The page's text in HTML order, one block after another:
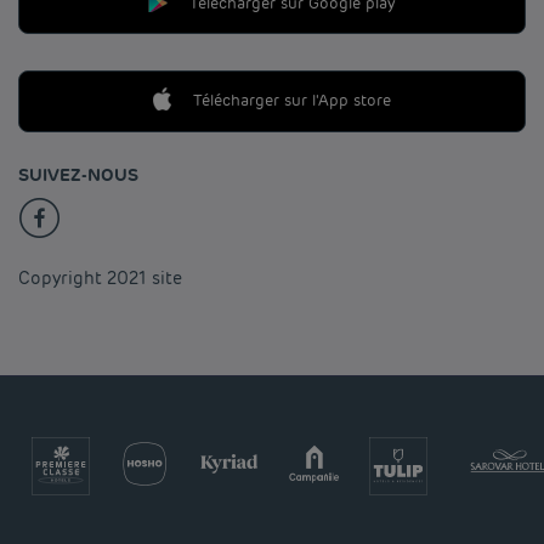
Télécharger sur l'App store
SUIVEZ-NOUS
Copyright 2021 site